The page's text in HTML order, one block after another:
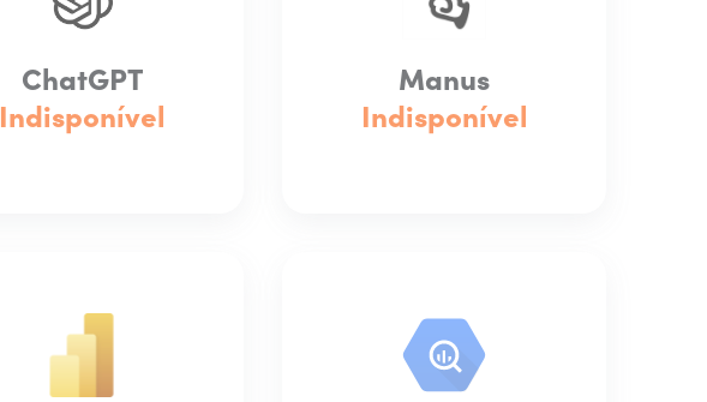
ChatGPT
Indisponível
Manus
Indisponível